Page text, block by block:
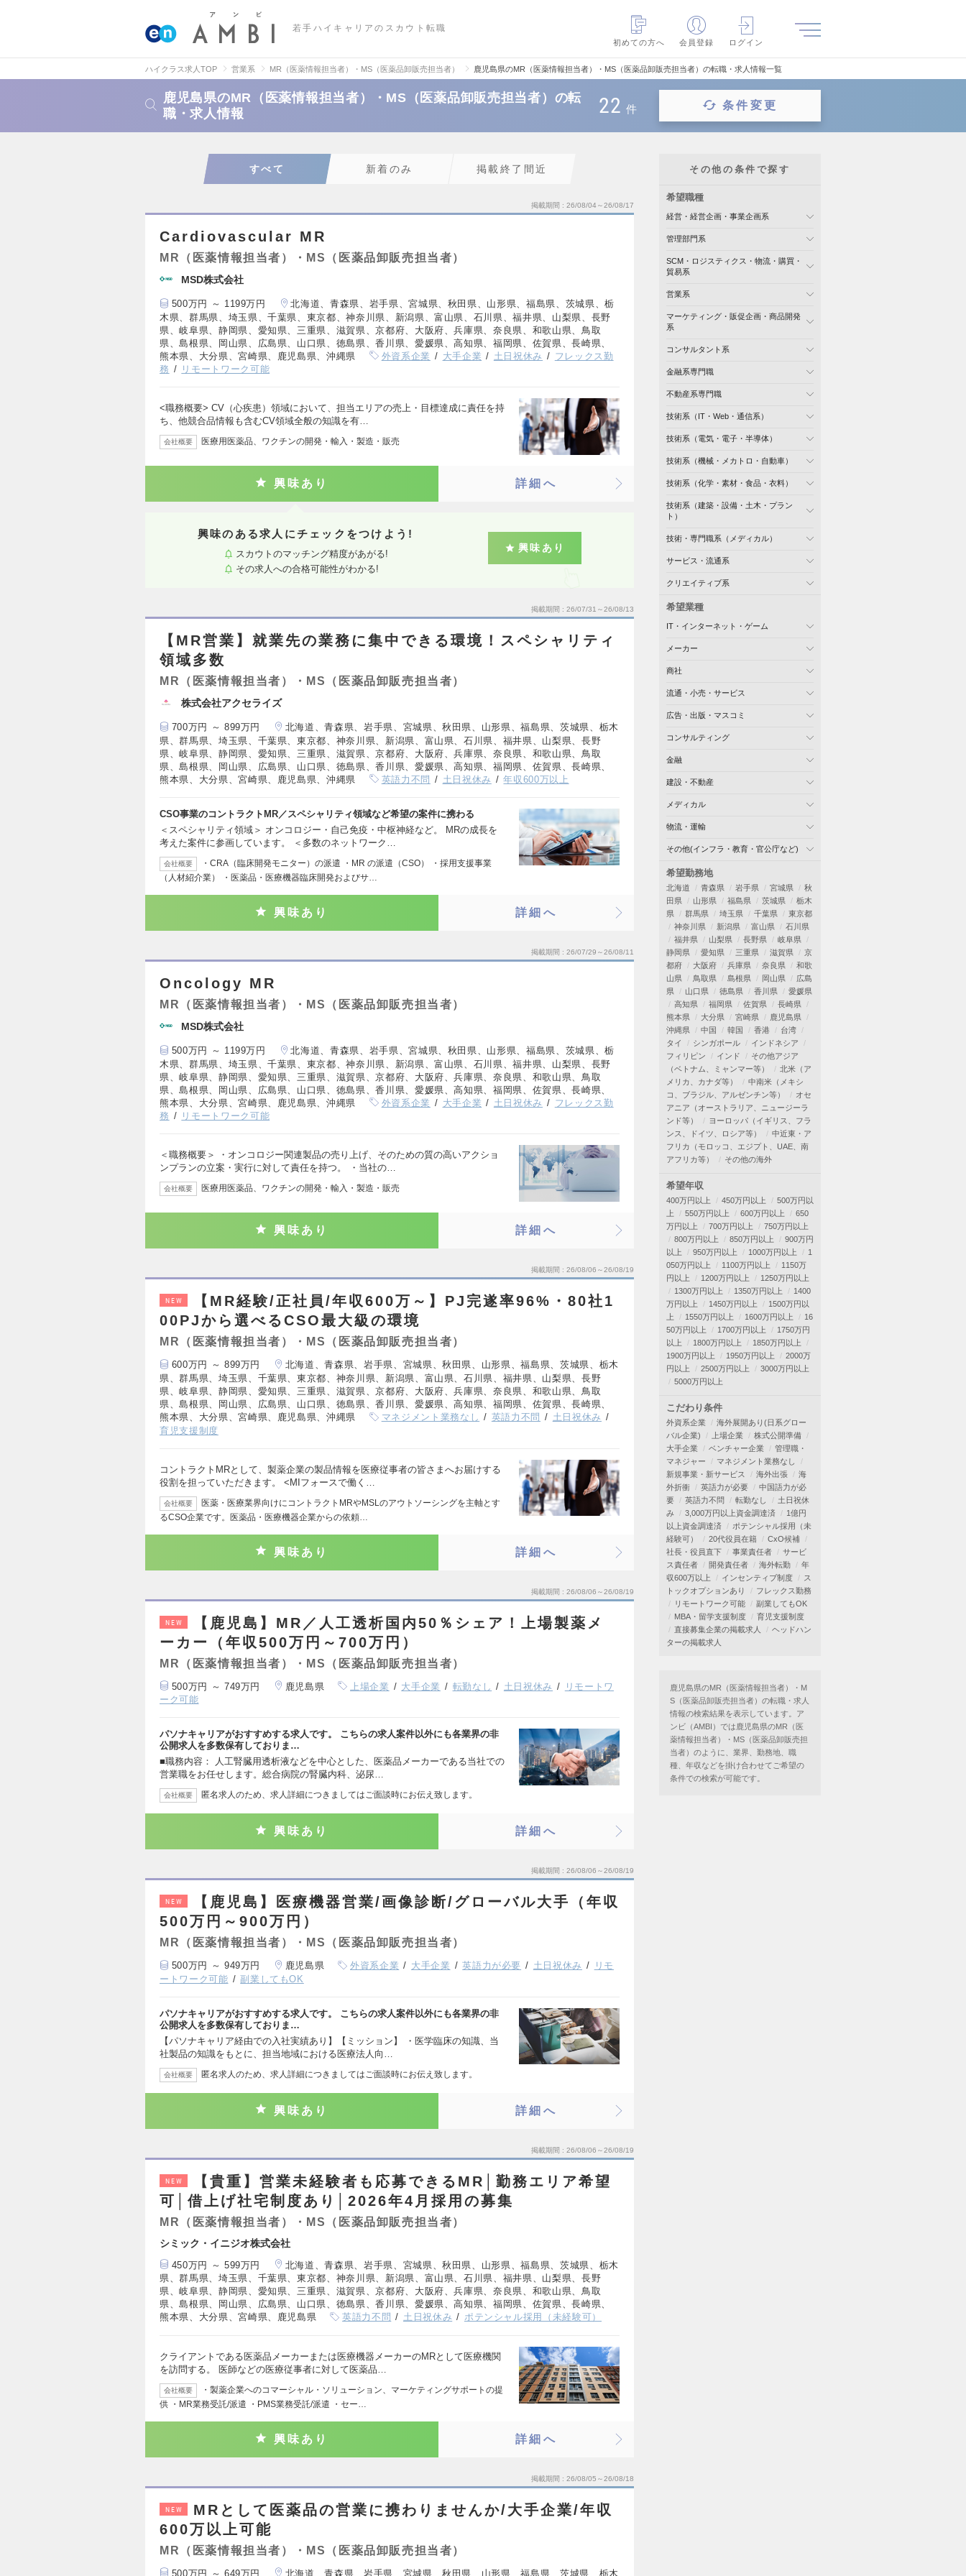
若手ハイキャリアのスカウト転職
初めての方へ
会員登録 ログイン
ハイクラス求人TOP 営業系 MR（医薬情報担当者）・MS（医薬品卸販売担当者） 鹿児島県のMR（医薬情報担当者）・MS（医薬品卸販売担当者）の転職・求人情報一覧
鹿児島県のMR（医薬情報担当者）・MS（医薬品卸販売担当者）の転
職・求人情報
22 件 条件変更
すべて 新着のみ 掲載終了間近
掲載期間 26/08/04～26/08/17
Cardiovascular MR
MR（医薬情報担当者）・MS（医薬品卸販売担当者）
MSD株式会社
500万円 ～ 1199万円
北海道、青森県、岩手県、宮城県、秋田県、山形県、福島県、茨城県、栃
木県、群馬県、埼玉県、千葉県、東京都、神奈川県、新潟県、富山県、石川県、福井県、山梨県、長野
県、岐阜県、静岡県、愛知県、三重県、滋賀県、京都府、大阪府、兵庫県、奈良県、和歌山県、鳥取
県、島根県、岡山県、広島県、山口県、徳島県、香川県、愛媛県、高知県、福岡県、佐賀県、長崎県、
熊本県、大分県、宮崎県、鹿児島県、沖縄県
外資系企業 大手企業 土日祝休み
フレックス勤
務
リモートワーク可能
<職務概要> CV（心疾患）領域において、担当エリアの売上・目標達成に責任を持
ち、他競合品情報も含むCV領域全般の知識を有…
会社概要 医療用医薬品、ワクチンの開発・輸入・製造・販売
興味あり 詳細へ
興味のある求人にチェックをつけよう!
スカウトのマッチング精度があがる!
その求人への合格可能性がわかる!
興味あり
掲載期間 26/07/31～26/08/13
【MR営業】就業先の業務に集中できる環境！スペシャリティ
領域多数
MR（医薬情報担当者）・MS（医薬品卸販売担当者）
株式会社アクセライズ
700万円 ～ 899万円
北海道、青森県、岩手県、宮城県、秋田県、山形県、福島県、茨城県、栃木
県、群馬県、埼玉県、千葉県、東京都、神奈川県、新潟県、富山県、石川県、福井県、山梨県、長野
県、岐阜県、静岡県、愛知県、三重県、滋賀県、京都府、大阪府、兵庫県、奈良県、和歌山県、鳥取
県、島根県、岡山県、広島県、山口県、徳島県、香川県、愛媛県、高知県、福岡県、佐賀県、長崎県、
熊本県、大分県、宮崎県、鹿児島県、沖縄県
英語力不問 土日祝休み 年収600万以上
CSO事業のコントラクトMR／スペシャリティ領域など希望の案件に携わる
＜スペシャリティ領域＞ オンコロジー・自己免疫・中枢神経など。 MRの成長を
考えた案件に参画しています。 ＜多数のネットワーク…
会社概要
・CRA（臨床開発モニター）の派遣 ・MR の派遣（CSO） ・採用支援事業
（人材紹介業） ・医薬品・医療機器臨床開発およびサ…
興味あり 詳細へ
掲載期間 26/07/29～26/08/11
Oncology MR
MR（医薬情報担当者）・MS（医薬品卸販売担当者）
MSD株式会社
500万円 ～ 1199万円
北海道、青森県、岩手県、宮城県、秋田県、山形県、福島県、茨城県、栃
木県、群馬県、埼玉県、千葉県、東京都、神奈川県、新潟県、富山県、石川県、福井県、山梨県、長野
県、岐阜県、静岡県、愛知県、三重県、滋賀県、京都府、大阪府、兵庫県、奈良県、和歌山県、鳥取
県、島根県、岡山県、広島県、山口県、徳島県、香川県、愛媛県、高知県、福岡県、佐賀県、長崎県、
熊本県、大分県、宮崎県、鹿児島県、沖縄県
外資系企業 大手企業 土日祝休み
フレックス勤
務
リモートワーク可能
＜職務概要＞ ・オンコロジー関連製品の売り上げ、そのための質の高いアクショ
ンプランの立案・実行に対して責任を持つ。 ・当社の…
会社概要 医療用医薬品、ワクチンの開発・輸入・製造・販売
興味あり 詳細へ
掲載期間 26/08/06～26/08/19
NEW
【MR経験/正社員/年収600万～】PJ完遂率96%・80社1
00PJから選べるCSO最大級の環境
MR（医薬情報担当者）・MS（医薬品卸販売担当者）
600万円 ～ 899万円
北海道、青森県、岩手県、宮城県、秋田県、山形県、福島県、茨城県、栃木
県、群馬県、埼玉県、千葉県、東京都、神奈川県、新潟県、富山県、石川県、福井県、山梨県、長野
県、岐阜県、静岡県、愛知県、三重県、滋賀県、京都府、大阪府、兵庫県、奈良県、和歌山県、鳥取
県、島根県、岡山県、広島県、山口県、徳島県、香川県、愛媛県、高知県、福岡県、佐賀県、長崎県、
熊本県、大分県、宮崎県、鹿児島県、沖縄県
マネジメント業務なし 英語力不問
土日祝休み
育児支援制度
コントラクトMRとして、製薬企業の製品情報を医療従事者の皆さまへお届けする
役割を担っていただきます。 <MIフォースで働く…
会社概要
医薬・医療業界向けにコントラクトMRやMSLのアウトソーシングを主軸とす
るCSO企業です。医薬品・医療機器企業からの依頼…
興味あり 詳細へ
掲載期間 26/08/06～26/08/19
NEW
【鹿児島】MR／人工透析国内50％シェア！上場製薬メ
ーカー（年収500万円～700万円）
MR（医薬情報担当者）・MS（医薬品卸販売担当者）
500万円 ～ 749万円 鹿児島県 上場企業 大手企業 転勤なし 土日祝休み
リモートワ
ーク可能
パソナキャリアがおすすめする求人です。 こちらの求人案件以外にも各業界の非
公開求人を多数保有しておりま…
■職務内容： 人工腎臓用透析液などを中心とした、医薬品メーカーである当社での
営業職をお任せします。総合病院の腎臓内科、泌尿…
会社概要 匿名求人のため、求人詳細につきましてはご面談時にお伝え致します。
興味あり 詳細へ
掲載期間 26/08/06～26/08/19
NEW
【鹿児島】医療機器営業/画像診断/グローバル大手（年収
500万円～900万円）
MR（医薬情報担当者）・MS（医薬品卸販売担当者）
500万円 ～ 949万円 鹿児島県 外資系企業 大手企業 英語力が必要 土日祝休み
リモ
ートワーク可能
副業してもOK
パソナキャリアがおすすめする求人です。 こちらの求人案件以外にも各業界の非
公開求人を多数保有しておりま…
【パソナキャリア経由での入社実績あり】【ミッション】 ・医学臨床の知識、当
社製品の知識をもとに、担当地域における医療法人向…
会社概要 匿名求人のため、求人詳細につきましてはご面談時にお伝え致します。
興味あり 詳細へ
掲載期間 26/08/06～26/08/19
NEW
【貴重】営業未経験者も応募できるMR│勤務エリア希望
可│借上げ社宅制度あり│2026年4月採用の募集
MR（医薬情報担当者）・MS（医薬品卸販売担当者）
シミック・イニジオ株式会社
450万円 ～ 599万円
北海道、青森県、岩手県、宮城県、秋田県、山形県、福島県、茨城県、栃木
県、群馬県、埼玉県、千葉県、東京都、神奈川県、新潟県、富山県、石川県、福井県、山梨県、長野
県、岐阜県、静岡県、愛知県、三重県、滋賀県、京都府、大阪府、兵庫県、奈良県、和歌山県、鳥取
県、島根県、岡山県、広島県、山口県、徳島県、香川県、愛媛県、高知県、福岡県、佐賀県、長崎県、
熊本県、大分県、宮崎県、鹿児島県
英語力不問 土日祝休み ポテンシャル採用（未経験可）
クライアントである医薬品メーカーまたは医療機器メーカーのMRとして医療機関
を訪問する。 医師などの医療従事者に対して医薬品…
会社概要
・製薬企業へのコマーシャル・ソリューション、マーケティングサポートの提
供 ・MR業務受託/派遣 ・PMS業務受託/派遣 ・セー…
興味あり 詳細へ
掲載期間 26/08/05～26/08/18
NEW
MRとして医薬品の営業に携わりませんか/大手企業/年収
600万以上可能
MR（医薬情報担当者）・MS（医薬品卸販売担当者）
500万円 ～ 649万円 北海道、青森県、岩手県、宮城県、秋田県、山形県、福島県、茨城県、栃木
その他の条件で探す
希望職種
経営・経営企画・事業企画系
管理部門系
SCM・ロジスティクス・物流・購買・
貿易系
営業系
マーケティング・販促企画・商品開発
系
コンサルタント系
金融系専門職
不動産系専門職
技術系（IT・Web・通信系）
技術系（電気・電子・半導体）
技術系（機械・メカトロ・自動車）
技術系（化学・素材・食品・衣料）
技術系（建築・設備・土木・プラン
ト）
技術・専門職系（メディカル）
サービス・流通系
クリエイティブ系
希望業種
IT・インターネット・ゲーム
メーカー
商社
流通・小売・サービス
広告・出版・マスコミ
コンサルティング
金融
建設・不動産
メディカル
物流・運輸
その他(インフラ・教育・官公庁など)
希望勤務地
北海道 青森県 岩手県 宮城県
秋
田県
山形県 福島県 茨城県
栃木
県
群馬県 埼玉県 千葉県
東京都
神奈川県
新潟県 富山県
石川県
福井県
山梨県 長野県
岐阜県
静岡県
愛知県 三重県 滋賀県
京
都府
大阪府 兵庫県 奈良県
和歌
山県
鳥取県 島根県 岡山県
広島
県
山口県 徳島県 香川県
愛媛県
高知県
福岡県 佐賀県
長崎県
熊本県
大分県 宮崎県
鹿児島県
沖縄県
中国 韓国 香港
台湾
タイ
シンガポール
インドネシア
フィリピン
インド
その他アジア
（ベトナム、ミャンマー等）
北米（ア
メリカ、カナダ等）
中南米（メキシ
コ、ブラジル、アルゼンチン等）
オセ
アニア（オーストラリア、ニュージーラ
ンド等）
ヨーロッパ（イギリス、フラ
ンス、ドイツ、ロシア等）
中近東・ア
フリカ（モロッコ、エジプト、UAE、南
アフリカ等）
その他の海外
希望年収
400万円以上 450万円以上
500万円以
上
550万円以上 600万円以上
650
万円以上
700万円以上
750万円以上
800万円以上
850万円以上
900万円
以上
950万円以上 1000万円以上
1
050万円以上
1100万円以上
1150万
円以上
1200万円以上
1250万円以上
1300万円以上
1350万円以上
1400
万円以上
1450万円以上
1500万円以
上
1550万円以上 1600万円以上
16
50万円以上
1700万円以上
1750万円
以上
1800万円以上
1850万円以上
1900万円以上
1950万円以上
2000万
円以上
2500万円以上
3000万円以上
5000万円以上
こだわり条件
外資系企業
海外展開あり(日系グロー
バル企業)
上場企業
株式公開準備
大手企業
ベンチャー企業
管理職・
マネジャー
マネジメント業務なし
新規事業・新サービス
海外出張
海
外折衝
英語力が必要
中国語力が必
要
英語力不問 転勤なし
土日祝休
み
3,000万円以上資金調達済
1億円
以上資金調達済
ポテンシャル採用（未
経験可）
20代役員在籍
CxO候補
社長・役員直下
事業責任者
サービ
ス責任者
開発責任者 海外転勤
年
収600万以上
インセンティブ制度
ス
トックオプションあり
フレックス勤務
リモートワーク可能
副業してもOK
MBA・留学支援制度
育児支援制度
直接募集企業の掲載求人
ヘッドハン
ターの掲載求人
鹿児島県のMR（医薬情報担当者）・M
S（医薬品卸販売担当者）の転職・求人
情報の検索結果を表示しています。ア
ンビ（AMBI）では鹿児島県のMR（医
薬情報担当者）・MS（医薬品卸販売担
当者）のように、業界、勤務地、職
種、年収などを掛け合わせてご希望の
条件での検索が可能です。